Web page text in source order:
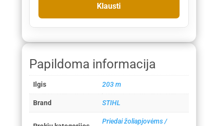
Papildoma informacija
Ilgis 203 m
Brand STIHL
Priedai žoliapjovėms /